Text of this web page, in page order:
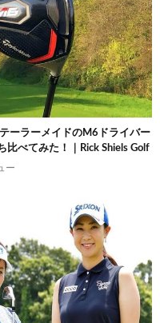
ーラーメイドのM6ドライバー
比べてみた！｜Rick Shiels Golf
ー